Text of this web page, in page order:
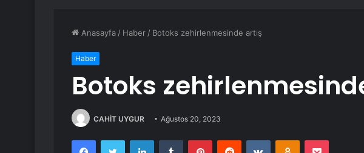
Anasayfa / Haber / Botoks zehirlenmesinde artış
Haber
Botoks
CAHİT UYGUR Ağustos 20, 2023
FacebookTwitter LinkedInTumblr PinterestReddit VKontakteOdnoklassniki
Pocket